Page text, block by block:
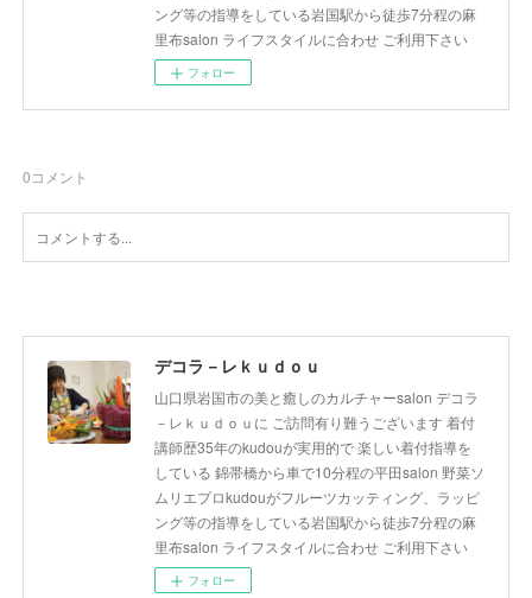
ング等の指導をしている岩国駅から徒歩7分程の麻
里布salon ライフスタイルに合わせ ご利用下さい
フォロー
0コメント
デコラ－レｋｕｄｏｕ
山口県岩国市の美と癒しのカルチャーsalon デコラ
－レｋｕｄｏｕに ご訪問有り難うございます 着付
講師歴35年のkudouが実用的で 楽しい着付指導を
している 錦帯橋から車で10分程の平田salon 野菜ソ
ムリエプロkudouがフルーツカッティング、ラッピ
ング等の指導をしている岩国駅から徒歩7分程の麻
里布salon ライフスタイルに合わせ ご利用下さい
フォロー